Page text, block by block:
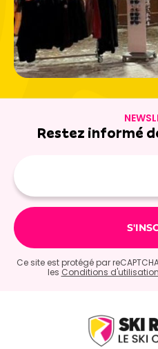
Restez informé
mail
Ce site est protégé par
les Conditions d'utilisation